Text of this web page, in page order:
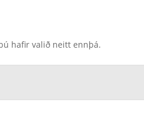
hafir valið neitt ennþá.